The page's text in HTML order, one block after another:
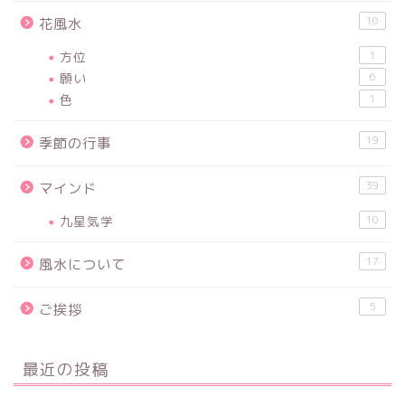
花風水 10
方位 1
願い 6
色 1
季節の行事 19
マインド 39
九星気学 10
風水について 17
ご挨拶 5
最近の投稿